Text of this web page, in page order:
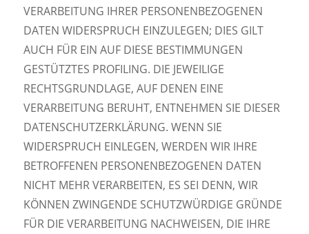
VERARBEITUNG IHRER PERSONENBEZOGENEN
DATEN WIDERSPRUCH EINZULEGEN; DIES GILT
AUCH FÜR EIN AUF DIESE BESTIMMUNGEN
GESTÜTZTES PROFILING. DIE JEWEILIGE
RECHTSGRUNDLAGE, AUF DENEN EINE
VERARBEITUNG BERUHT, ENTNEHMEN SIE DIESER
DATENSCHUTZERKLÄRUNG. WENN SIE
WIDERSPRUCH EINLEGEN, WERDEN WIR IHRE
BETROFFENEN PERSONENBEZOGENEN DATEN
NICHT MEHR VERARBEITEN, ES SEI DENN, WIR
KÖNNEN ZWINGENDE SCHUTZWÜRDIGE GRÜNDE
FÜR DIE VERARBEITUNG NACHWEISEN, DIE IHRE